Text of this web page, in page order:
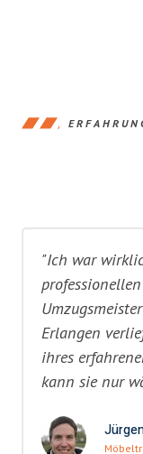
"Ich war
Erlangen
ihres
kann sie nur